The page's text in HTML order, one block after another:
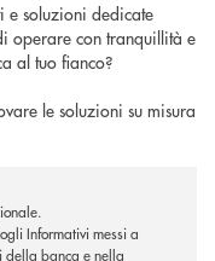
e soluzioni dedicate
operare con tranquillità e
al tuo fianco?
le soluzioni su misura
Informativi messi a
della banca e nella